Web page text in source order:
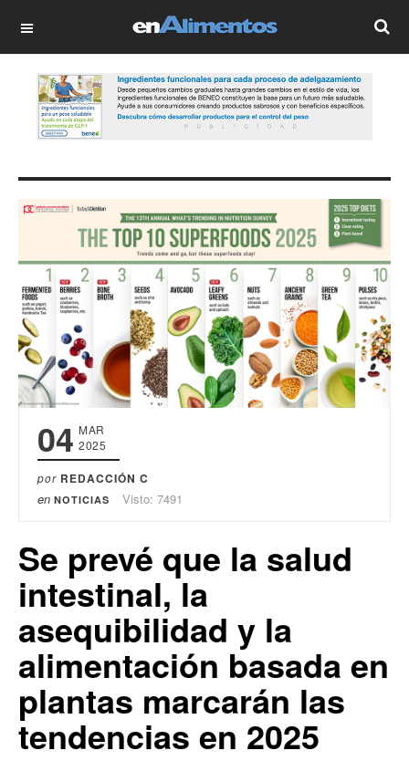
OFF CANVAS
04 MAR
2025
por REDACCIÓN C
en NOTICIAS Visto: 7491
Se prevé que la salud
intestinal, la
asequibilidad y la
alimentación basada en
plantas marcarán las
tendencias en 2025